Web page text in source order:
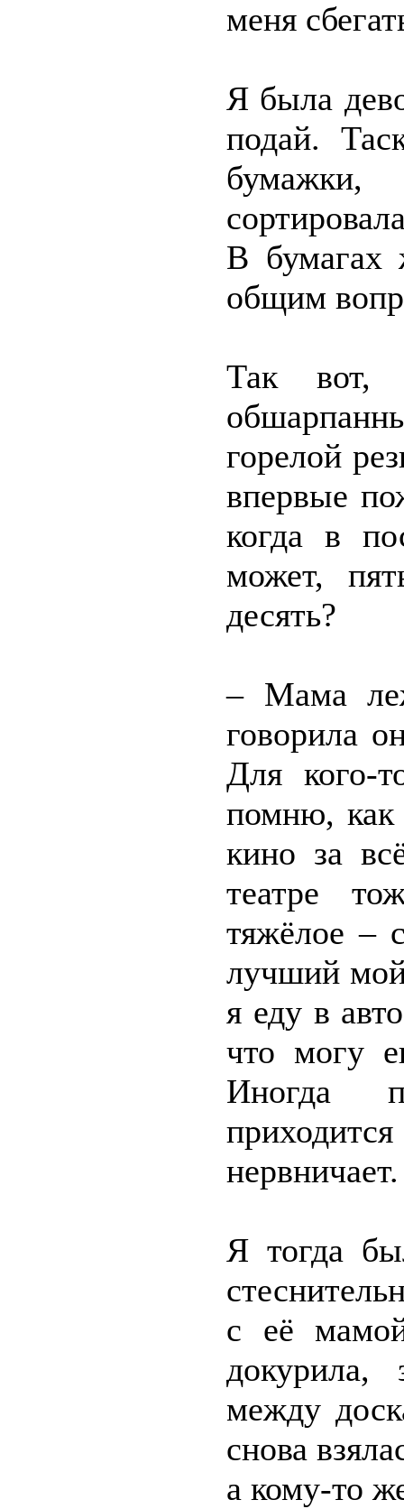
меня
Я была
подай.
В бумагах
общим
Так вот,
горелой
впервые
когда в
может,
десять?
– Мама
говорила
Для кого-
помню, как
кино за
театре
тяжёлое –
лучший мой
я еду в
что могу
Иногда
Я тогда
с её
докурила,
между
снова
а кому-то